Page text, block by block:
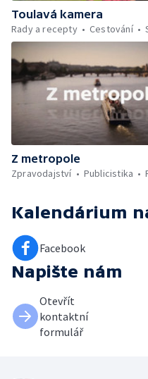
Toulavá kamera
Rady a recepty
Cestování
Z metropole
Zpravodajství
Publicistika
Kalendárium
Facebook
Napište nám
Otevřít
kontaktní
formulář